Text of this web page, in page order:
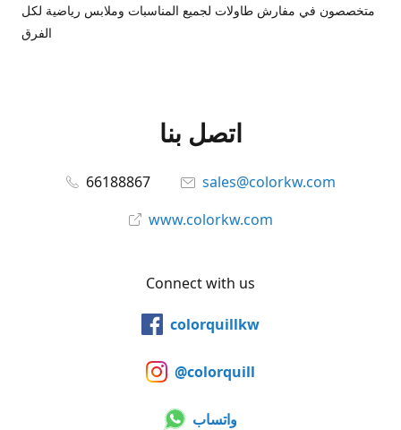
متخصصون في مفارش طاولات لجميع المناسبات وملابس رياضية لكل
الفرق
اتصل بنا
66188867
sales@colorkw.com
www.colorkw.com
Connect with us
colorquillkw
@colorquill
واتساب